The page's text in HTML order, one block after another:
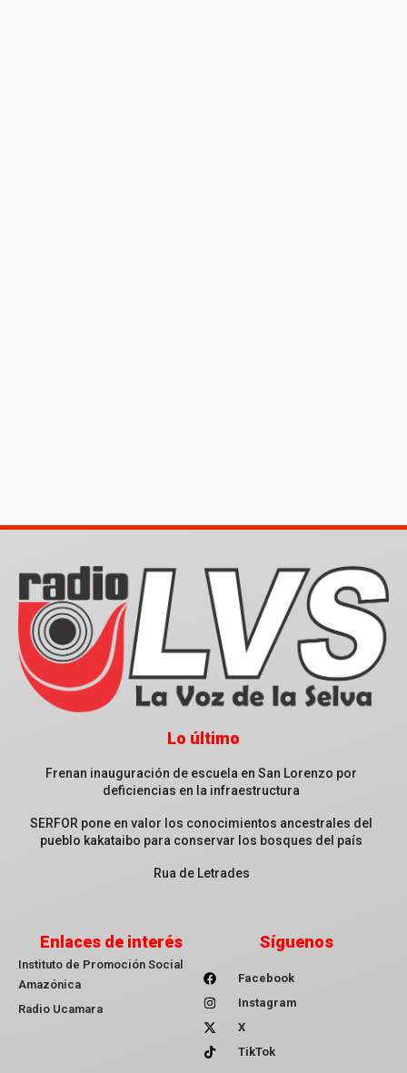
Lo último
Frenan inauguración de escuela en San Lorenzo por
deficiencias en la infraestructura
SERFOR pone en valor los conocimientos ancestrales del
pueblo kakataibo para conservar los bosques del país
Rua de Letrades
Enlaces de interés
Instituto de Promoción Social
Amazónica
Radio Ucamara
Síguenos
Facebook
Instagram
X
TikTok